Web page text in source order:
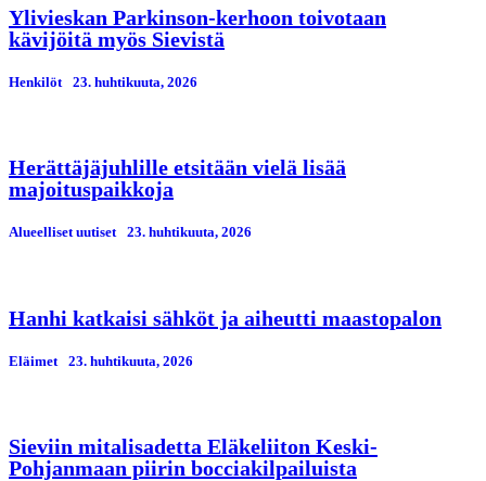
Ylivieskan Parkinson-kerhoon toivotaan
kävijöitä myös Sievistä
Henkilöt 23. huhtikuuta, 2026
Herättäjäjuhlille etsitään vielä lisää
majoituspaikkoja
Alueelliset uutiset 23. huhtikuuta, 2026
Hanhi katkaisi sähköt ja aiheutti maastopalon
Eläimet 23. huhtikuuta, 2026
Sieviin mitalisadetta Eläkeliiton Keski-
Pohjanmaan piirin bocciakilpailuista